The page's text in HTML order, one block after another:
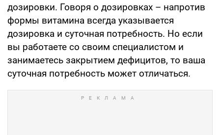
дозировки. Говоря о дозировках – напротив
формы витамина всегда указывается
дозировка и суточная потребность. Но если
вы работаете со своим специалистом и
занимаетесь закрытием дефицитов, то ваша
суточная потребность может отличаться.